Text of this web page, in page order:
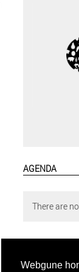
Webgune
AGENDA
There are